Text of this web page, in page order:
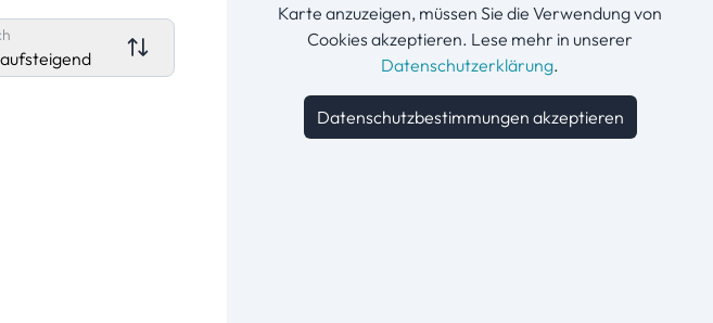
Karte anzuzeigen, müssen Sie die Verwendung von
Cookies akzeptieren. Lese mehr in unserer
Datenschutzerklärung.
Datenschutzbestimmungen akzeptieren